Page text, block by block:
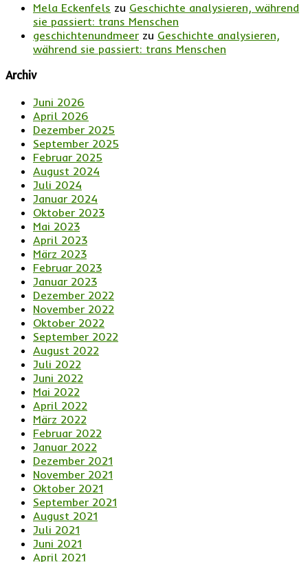
Mela Eckenfels zu Geschichte analysieren, während
sie passiert: trans Menschen
geschichtenundmeer zu Geschichte analysieren,
während sie passiert: trans Menschen
Archiv
Juni 2026
April 2026
Dezember 2025
September 2025
Februar 2025
August 2024
Juli 2024
Januar 2024
Oktober 2023
Mai 2023
April 2023
März 2023
Februar 2023
Januar 2023
Dezember 2022
November 2022
Oktober 2022
September 2022
August 2022
Juli 2022
Juni 2022
Mai 2022
April 2022
März 2022
Februar 2022
Januar 2022
Dezember 2021
November 2021
Oktober 2021
September 2021
August 2021
Juli 2021
Juni 2021
April 2021